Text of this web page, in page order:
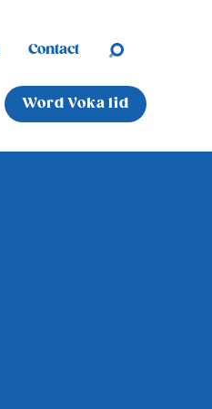
Contact
Word Voka lid